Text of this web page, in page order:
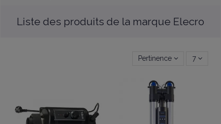
Liste des produits de la marque Elecro
Pertinence 7